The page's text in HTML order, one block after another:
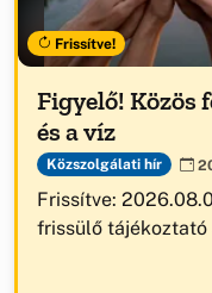
Frissítve!
Figyelő! Közös
és a víz
Közszolgálati hír
Frissítve:
frissülő tájékoztató